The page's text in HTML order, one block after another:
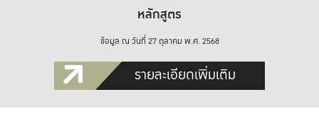
หลักสูตร
ข้อมูล ณ วันที่ 27 ตุลาคม พ.ศ. 2568
รายละเอียดเพิ่มเติม